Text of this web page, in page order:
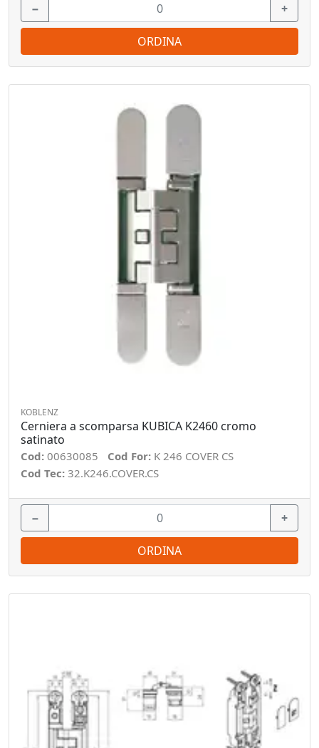
− +
ORDINA
KOBLENZ
Cerniera a scomparsa KUBICA K2460 cromo
satinato
Cod: 00630085 Cod For: K 246 COVER CS
Cod Tec: 32.K246.COVER.CS
− +
ORDINA